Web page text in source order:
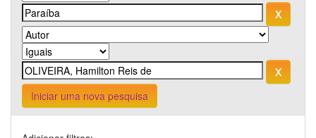
Iniciar uma nova pesquisa